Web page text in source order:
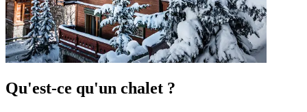
Qu'est-ce qu'un chalet ?